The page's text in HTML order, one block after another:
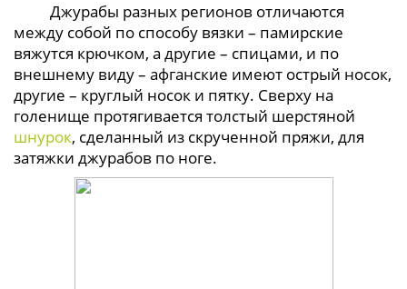
Джурабы разных регионов отличаются
между собой по способу вязки – памирские
вяжутся крючком, а другие – спицами, и по
внешнему виду – афганские имеют острый носок,
другие – круглый носок и пятку. Сверху на
голенище протягивается толстый шерстяной
шнурок, сделанный из скрученной пряжи, для
затяжки джурабов по ноге.